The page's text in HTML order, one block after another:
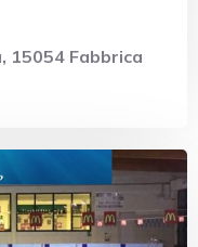
15054 Fabbrica